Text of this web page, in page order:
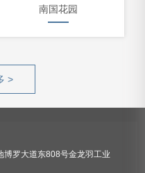
南国花园
>
博罗大道东808号金龙羽工业